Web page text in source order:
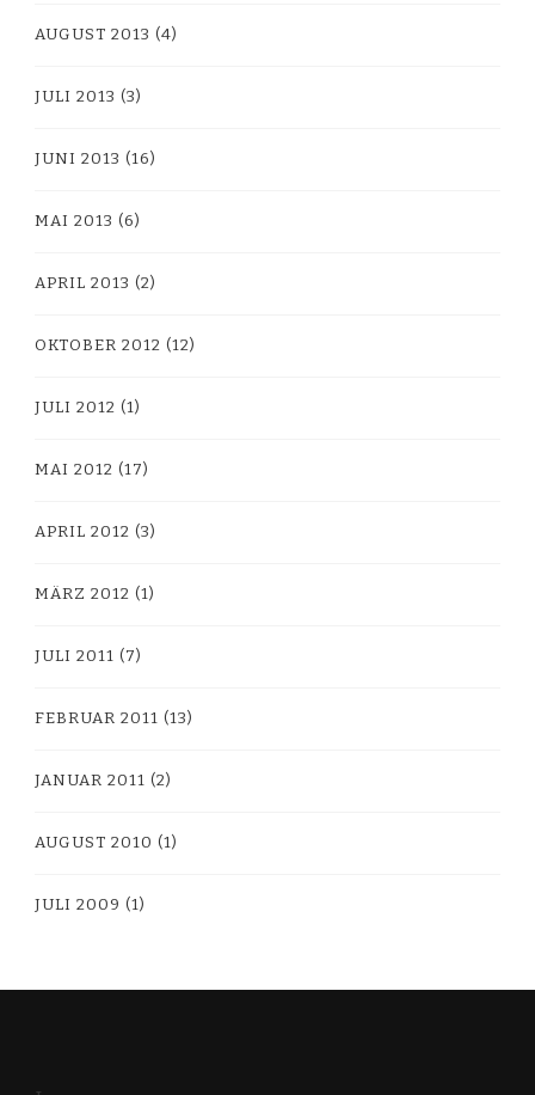
AUGUST 2013 (4)
JULI 2013 (3)
JUNI 2013 (16)
MAI 2013 (6)
APRIL 2013 (2)
OKTOBER 2012 (12)
JULI 2012 (1)
MAI 2012 (17)
APRIL 2012 (3)
MÄRZ 2012 (1)
JULI 2011 (7)
FEBRUAR 2011 (13)
JANUAR 2011 (2)
AUGUST 2010 (1)
JULI 2009 (1)